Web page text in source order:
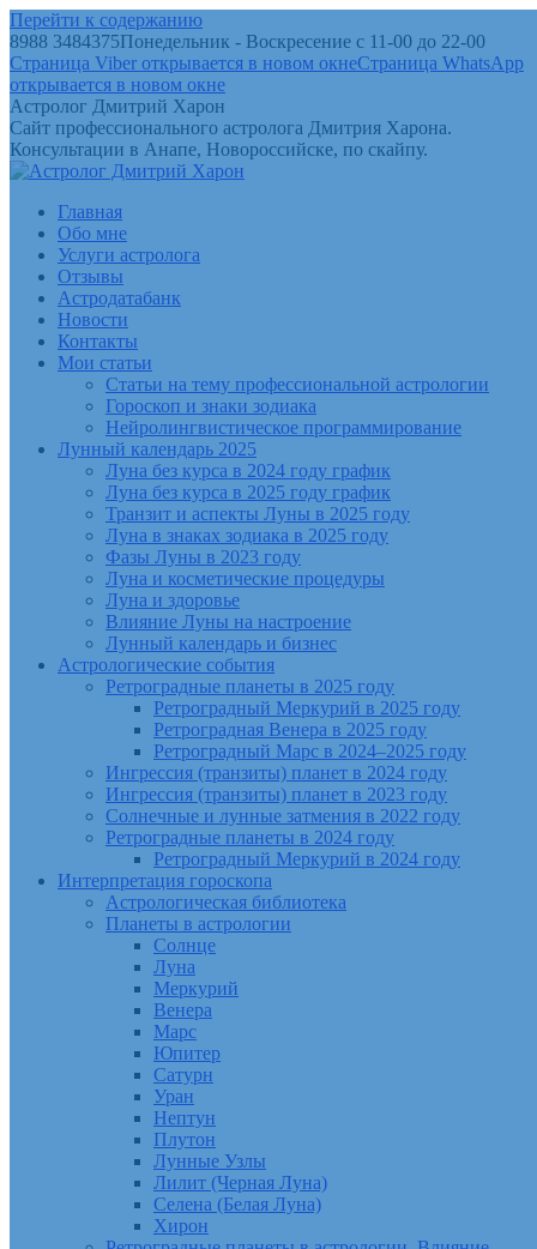
Перейти к содержанию
8988 3484375Понедельник - Воскресение с 11-00 до 22-00
Страница Viber открывается в новом окнеСтраница WhatsApp
открывается в новом окне
Астролог Дмитрий Харон
Сайт профессионального астролога Дмитрия Харона.
Консультации в Анапе, Новороссийске, по скайпу.
Главная
Обо мне
Услуги астролога
Отзывы
Астродатабанк
Новости
Контакты
Мои статьи
Статьи на тему профессиональной астрологии
Гороскоп и знаки зодиака
Нейролингвистическое программирование
Лунный календарь 2025
Луна без курса в 2024 году график
Луна без курса в 2025 году график
Транзит и аспекты Луны в 2025 году
Луна в знаках зодиака в 2025 году
Фазы Луны в 2023 году
Луна и косметические процедуры
Луна и здоровье
Влияние Луны на настроение
Лунный календарь и бизнес
Астрологические события
Ретроградные планеты в 2025 году
Ретроградный Меркурий в 2025 году
Ретроградная Венера в 2025 году
Ретроградный Марс в 2024–2025 году
Ингрессия (транзиты) планет в 2024 году
Ингрессия (транзиты) планет в 2023 году
Солнечные и лунные затмения в 2022 году
Ретроградные планеты в 2024 году
Ретроградный Меркурий в 2024 году
Интерпретация гороскопа
Астрологическая библиотека
Планеты в астрологии
Солнце
Луна
Меркурий
Венера
Марс
Юпитер
Сатурн
Уран
Нептун
Плутон
Лунные Узлы
Лилит (Черная Луна)
Селена (Белая Луна)
Хирон